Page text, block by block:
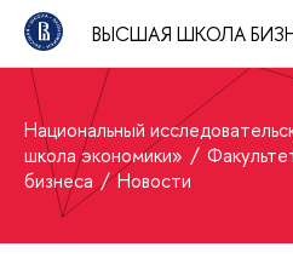
ВЫСШАЯ ШКОЛА
Национальный
школа экономики»
бизнеса
Новости